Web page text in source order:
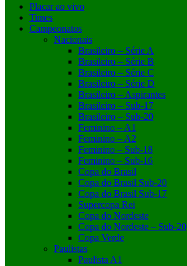
Placar ao vivo
Times
Campeonatos
Nacionais
Brasileiro – Série A
Brasileiro – Série B
Brasileiro – Série C
Brasileiro – Série D
Brasileiro – Aspirantes
Brasileiro – Sub-17
Brasileiro – Sub-20
Feminino – A1
Feminino – A2
Feminino – Sub-18
Feminino – Sub-16
Copa do Brasil
Copa do Brasil Sub-20
Copa do Brasil Sub-17
Supercopa Rei
Copa do Nordeste
Copa do Nordeste – Sub-20
Copa Verde
Paulistas
Paulista A1